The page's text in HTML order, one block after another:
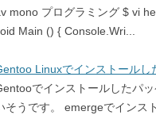
mono プログラミング $ vi
Main () { Console.Wri...
Linuxでインストールし
でインストールしたパ
そうです。 emergeでインス